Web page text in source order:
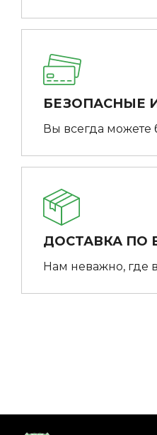
БЕЗОПАСНЫЕ
Вы всегда можете
ДОСТАВКА ПО
Нам неважно, где